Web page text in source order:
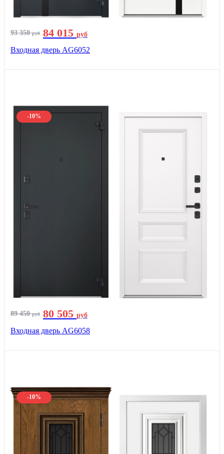
93 350руб 84 015 руб
Входная дверь AG6052
-10%
89 450руб 80 505 руб
Входная дверь AG6058
-10%